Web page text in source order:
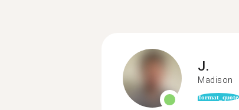
J.
Madison
format_quote